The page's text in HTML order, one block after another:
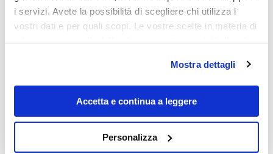
i servizi. Avete la possibilità di scegliere chi utilizza i
vostri dati e per quali scopi. Le vostre scelte in materia di
privacy sono applicabili solo su questa proprietà digitale
modificare o revocare il proprio consenso in qualsiasi
momento dalla Dichiarazione sui cookie o facendo clic
sull'icona di attivazione della privacy.
raccogliere informazioni sulla tua posizione
Mostra dettagli
Accetta e continua a leggere
Personalizza
Peces, se andate non perdetevelo).